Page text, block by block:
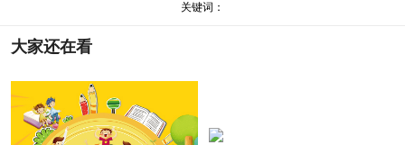
关键词：
大家还在看